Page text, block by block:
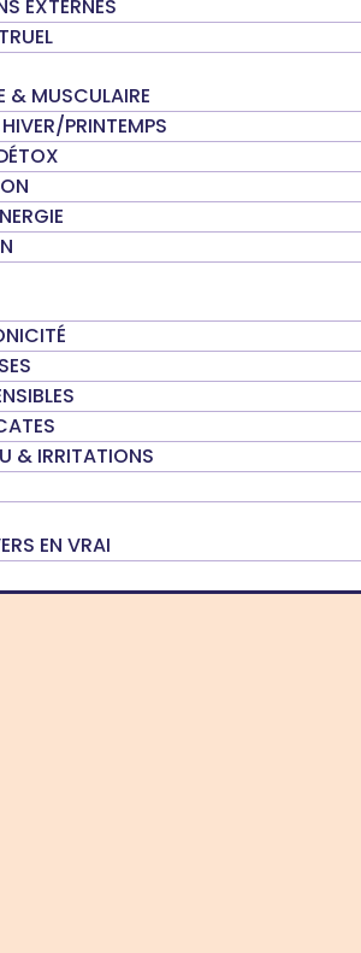
EXTERNES
& MUSCULAIRE
PRINTEMPS
& IRRITATIONS
EN VRAI